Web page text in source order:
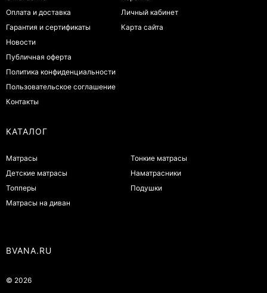
Оплата и доставка
Гарантия и сертификаты
Новости
Публичная оферта
Политика конфиденциальности
Пользовательское соглашение
Контакты
Личный кабинет
Карта сайта
КАТАЛОГ
Матрасы
Детские матрасы
Топперы
Матрасы на диван
Тонкие матрасы
Наматрасники
Подушки
BVANA.RU
© 2026